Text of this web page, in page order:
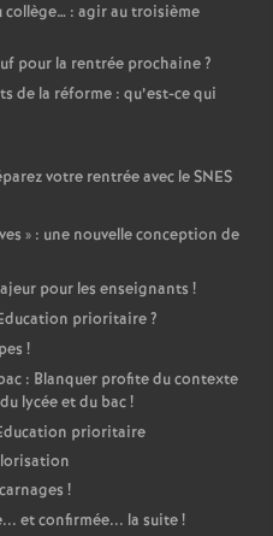
collège… : agir au troisième
pour la rentrée prochaine?
de la réforme : qu’est-ce qui
votre rentrée avec le SNES
» : une nouvelle conception de
pour les enseignants !
prioritaire?
!
: Blanquer profite du contexte
lycée et du bac!
prioritaire
!
et confirmée... la suite!